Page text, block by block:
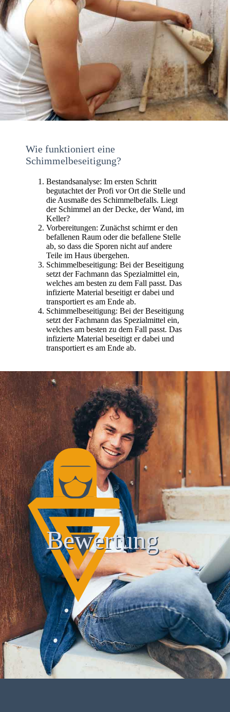
Wie funktioniert eine
Schimmelbeseitigung?
Bestandsanalyse: Im ersten Schritt
begutachtet der Profi vor Ort die Stelle und
die Ausmaße des Schimmelbefalls. Liegt
der Schimmel an der Decke, der Wand, im
Keller?
Vorbereitungen: Zunächst schirmt er den
befallenen Raum oder die befallene Stelle
ab, so dass die Sporen nicht auf andere
Teile im Haus übergehen.
Schimmelbeseitigung: Bei der Beseitigung
setzt der Fachmann das Spezialmittel ein,
welches am besten zu dem Fall passt. Das
infizierte Material beseitigt er dabei und
transportiert es am Ende ab.
Schimmelbeseitigung: Bei der Beseitigung
setzt der Fachmann das Spezialmittel ein,
welches am besten zu dem Fall passt. Das
infizierte Material beseitigt er dabei und
transportiert es am Ende ab.
Bewertung